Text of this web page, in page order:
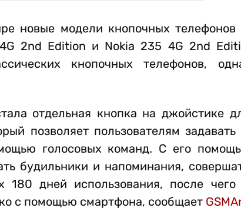
новые модели кнопочных
2nd Edition и Nokia 235 4G 2nd
кнопочных телефонов,
отдельная кнопка на джойстике
позволяет пользователям
голосовых команд. С его
будильники и напоминания,
180 дней использования, после чего
с помощью смартфона, сообщает